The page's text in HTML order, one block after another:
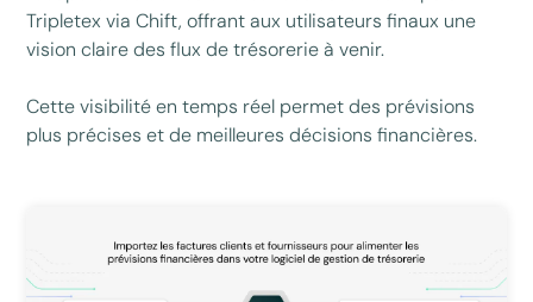
Tripletex via Chift, offrant aux utilisateurs finaux une
vision claire des flux de trésorerie à venir.
Cette visibilité en temps réel permet des prévisions
plus précises et de meilleures décisions financières.